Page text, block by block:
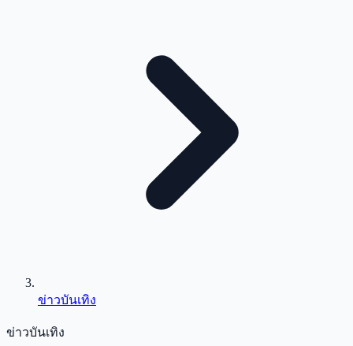
ข่าวบันเทิง
ข่าวบันเทิง